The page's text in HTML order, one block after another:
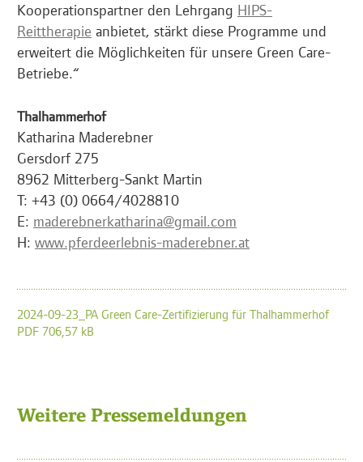
Kooperationspartner den Lehrgang HIPS-
Reittherapie anbietet, stärkt diese Programme und
erweitert die Möglichkeiten für unsere Green Care-
Betriebe.“
Thalhammerhof
Katharina Maderebner
Gersdorf 275
8962 Mitterberg-Sankt Martin
T: +43 (0) 0664/4028810
E: maderebnerkatharina@gmail.com
H: www.pferdeerlebnis-maderebner.at
2024-09-23_PA Green Care-Zertifizierung für Thalhammerhof
PDF 706,57 kB
Weitere Pressemeldungen